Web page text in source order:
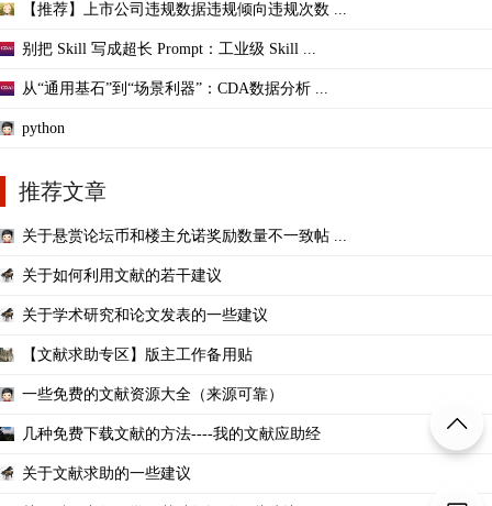
【推荐】上市公司违规数据违规倾向违规次数 ...
别把 Skill 写成超长 Prompt：工业级 Skill ...
从“通用基石”到“场景利器”：CDA数据分析 ...
python
推荐文章
关于悬赏论坛币和楼主允诺奖励数量不一致帖 ...
关于如何利用文献的若干建议
关于学术研究和论文发表的一些建议
【文献求助专区】版主工作备用贴
一些免费的文献资源大全（来源可靠）
几种免费下载文献的方法----我的文献应助经
关于文献求助的一些建议